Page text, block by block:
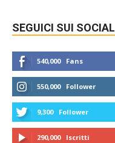
SEGUICI SUI SOCIAL
540,000 Fans
550,000 Follower
9,300 Follower
290,000 Iscritti